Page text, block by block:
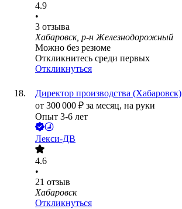
4.9
•
3 отзыва
Хабаровск, р-н Железнодорожный
Можно без резюме
Откликнитесь среди первых
Откликнуться
Директор производства (Хабаровск)
от 300 000 ₽ за месяц, на руки
Опыт 3-6 лет
Лекси-ДВ
4.6
•
21 отзыв
Хабаровск
Откликнуться